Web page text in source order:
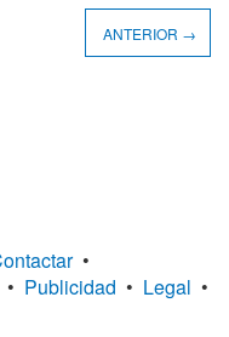
ANTERIOR →
•
• Publicidad • Legal •